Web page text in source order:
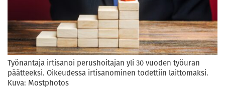
Työnantaja irtisanoi perushoitajan yli 30 vuoden työuran
päätteeksi. Oikeudessa irtisanominen todettiin laittomaksi.
Kuva: Mostphotos